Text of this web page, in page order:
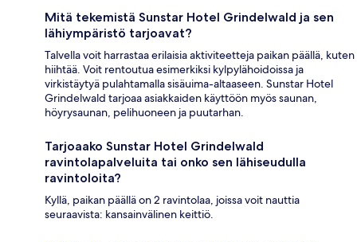
Mitä tekemistä Sunstar Hotel Grindelwald ja sen
lähiympäristö tarjoavat?
Talvella voit harrastaa erilaisia aktiviteetteja paikan päällä, kuten
hiihtää. Voit rentoutua esimerkiksi kylpylähoidoissa ja
virkistäytyä pulahtamalla sisäuima-altaaseen. Sunstar Hotel
Grindelwald tarjoaa asiakkaiden käyttöön myös saunan,
höyrysaunan, pelihuoneen ja puutarhan.
Tarjoaako Sunstar Hotel Grindelwald
ravintolapalveluita tai onko sen lähiseudulla
ravintoloita?
Kyllä, paikan päällä on 2 ravintolaa, joissa voit nauttia
seuraavista: kansainvälinen keittiö.